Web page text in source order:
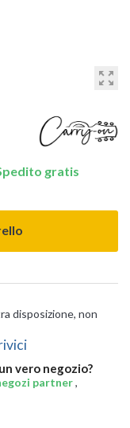
zoom_out_map
gratis
disposizione, non
vero negozio?
partner,